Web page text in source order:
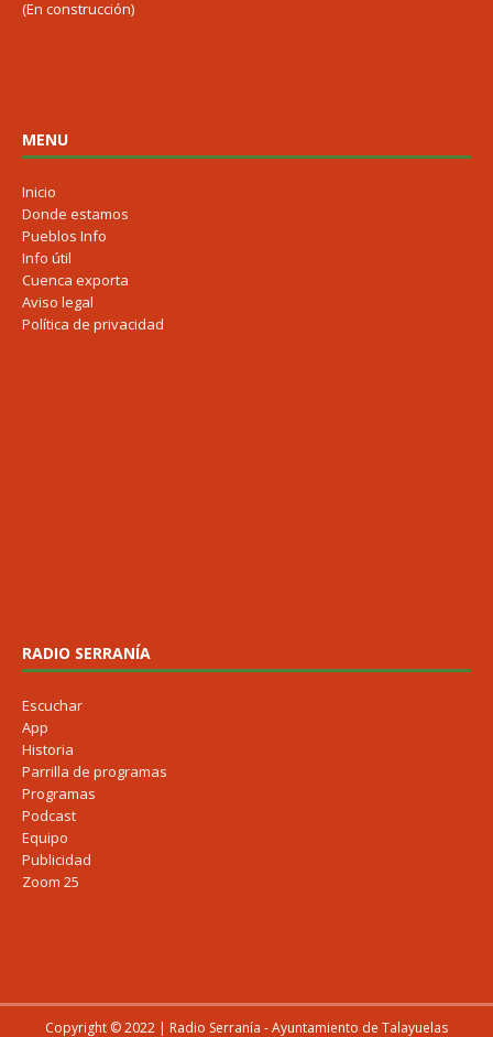
(En construcción)
MENU
Inicio
Donde estamos
Pueblos Info
Info útil
Cuenca exporta
Aviso legal
Política de privacidad
RADIO SERRANÍA
Escuchar
App
Historia
Parrilla de programas
Programas
Podcast
Equipo
Publicidad
Zoom 25
Copyright © 2022 | Radio Serranía - Ayuntamiento de Talayuelas